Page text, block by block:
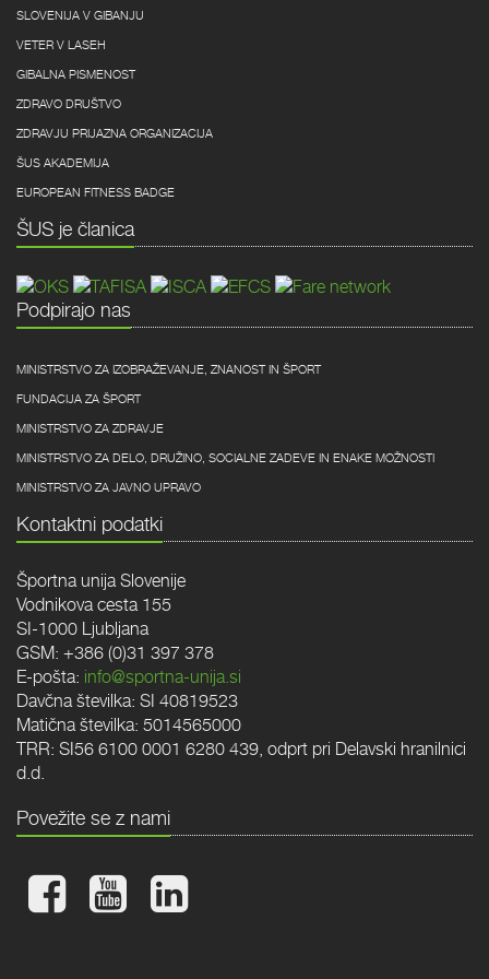
SLOVENIJA V GIBANJU
VETER V LASEH
GIBALNA PISMENOST
ZDRAVO DRUŠTVO
ZDRAVJU PRIJAZNA ORGANIZACIJA
ŠUS AKADEMIJA
EUROPEAN FITNESS BADGE
ŠUS je članica
Podpirajo nas
MINISTRSTVO ZA IZOBRAŽEVANJE, ZNANOST IN ŠPORT
FUNDACIJA ZA ŠPORT
MINISTRSTVO ZA ZDRAVJE
MINISTRSTVO ZA DELO, DRUŽINO, SOCIALNE ZADEVE IN ENAKE MOŽNOSTI
MINISTRSTVO ZA JAVNO UPRAVO
Kontaktni podatki
Športna unija Slovenije
Vodnikova cesta 155
SI-1000 Ljubljana
GSM: +386 (0)31 397 378
E-pošta: info@sportna-unija.si
Davčna številka: SI 40819523
Matična številka: 5014565000
TRR: SI56 6100 0001 6280 439, odprt pri Delavski hranilnici
d.d.
Povežite se z nami